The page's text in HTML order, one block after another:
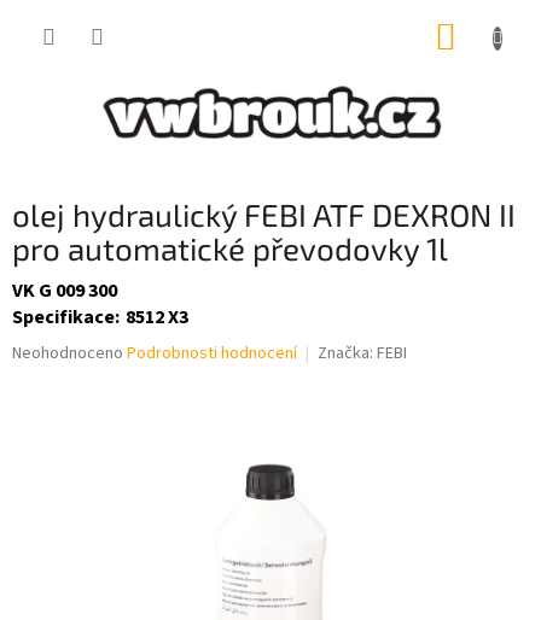
olej hydraulický FEBI ATF DEXRON II
pro automatické převodovky 1l
VK G 009 300
Specifikace: 8512 X3
Průměrné
Neohodnoceno Podrobnosti hodnocení Značka: FEBI